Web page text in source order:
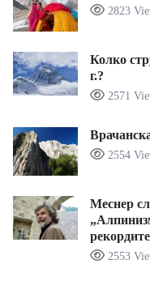
2823
Колко
г.?
2571
2554
Меснер
2553